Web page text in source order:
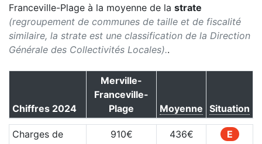
Franceville-Plage à la moyenne de la strate
(regroupement de communes de taille et de fiscalité
similaire, la strate est une classification de la Direction
Générale des Collectivités Locales)..
Chiffres 2024
Merville-
Franceville-
Plage
Moyenne Situation
Charges de
910€ 436€ E